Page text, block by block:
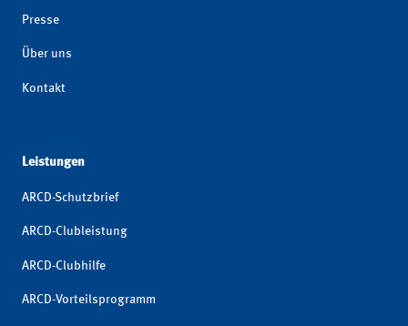
Presse
Über uns
Kontakt
Leistungen
ARCD-Schutzbrief
ARCD-Clubleistung
ARCD-Clubhilfe
ARCD-Vorteilsprogramm